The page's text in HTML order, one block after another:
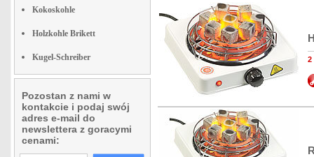
Kokoskohle
Holzkohle Brikett
Kugel-Schreiber
Pozostan z nami w
kontakcie i podaj swój
adres e-mail do
newslettera z goracymi
cenami:
2